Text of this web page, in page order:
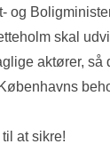
og
skal
aktører, så
at sikre!